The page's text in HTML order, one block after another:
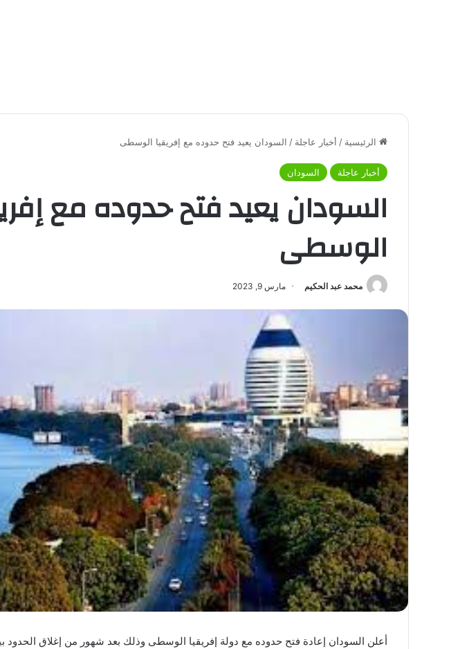
الرئيسية / أخبار عاجلة / السودان يعيد فتح حدوده مع إفريقيا الوسطى
أخبار عاجلة السودان
السودان يعيد فتح حدوده مع
الوسطى
محمد عبد الحكيم مارس 9, 2023
أعلن السودان إعادة فتح حدوده مع دولة إفريقيا الوسطى وذلك بعد شهور من إغلاق الحدود